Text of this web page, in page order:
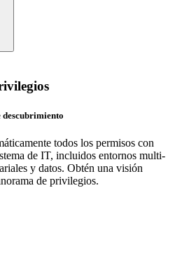
todos los permisos con
de IT, incluidos entornos multi-
y datos. Obtén una visión
de privilegios.